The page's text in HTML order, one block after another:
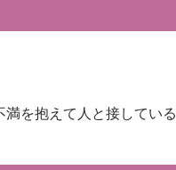
を抱えて人と接している